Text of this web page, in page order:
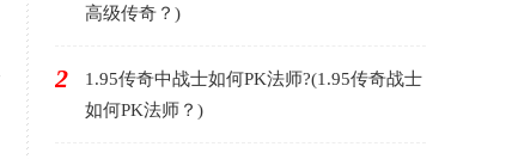
高级传奇？)
2
1.95传奇中战士如何PK法师?(1.95传奇战士
如何PK法师？)